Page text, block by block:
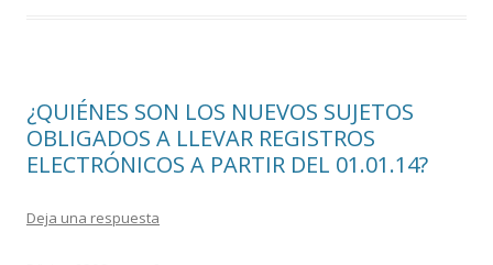
¿QUIÉNES SON LOS NUEVOS SUJETOS
OBLIGADOS A LLEVAR REGISTROS
ELECTRÓNICOS A PARTIR DEL 01.01.14?
Deja una respuesta